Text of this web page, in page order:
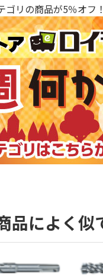
リの商品が5％オフ！
品によく似